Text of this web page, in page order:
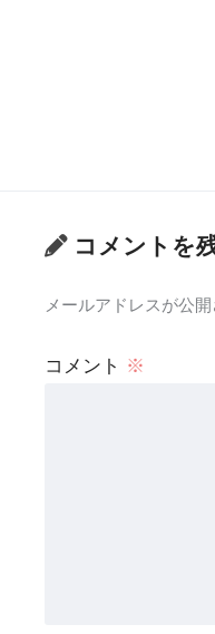
コメントを
メールアドレスが公
コメント ※